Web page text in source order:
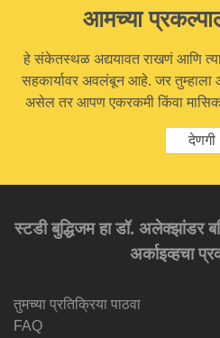
आमच्या
हे संकेतस्थळ अद्ययावत राखणं आणि
सहकार्यावर अवलंबून आहे. जर
असेल तर आपण एकरकमी किंवा मासिक
देणगी
स्टडी बुद्धिजम हा डॉ. अलेक्झांडर
अर्काइव्हचा
तुमच्या प्रतिक्रिया पाठवा
FAQ